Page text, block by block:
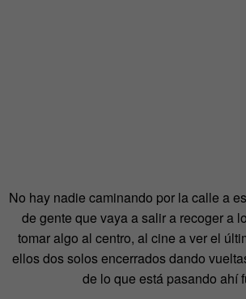
No hay nadie caminando por la calle a
de gente que vaya a salir a recoger a
tomar algo al centro, al cine a ver el
ellos dos solos encerrados dando
de lo que está pasando ahí